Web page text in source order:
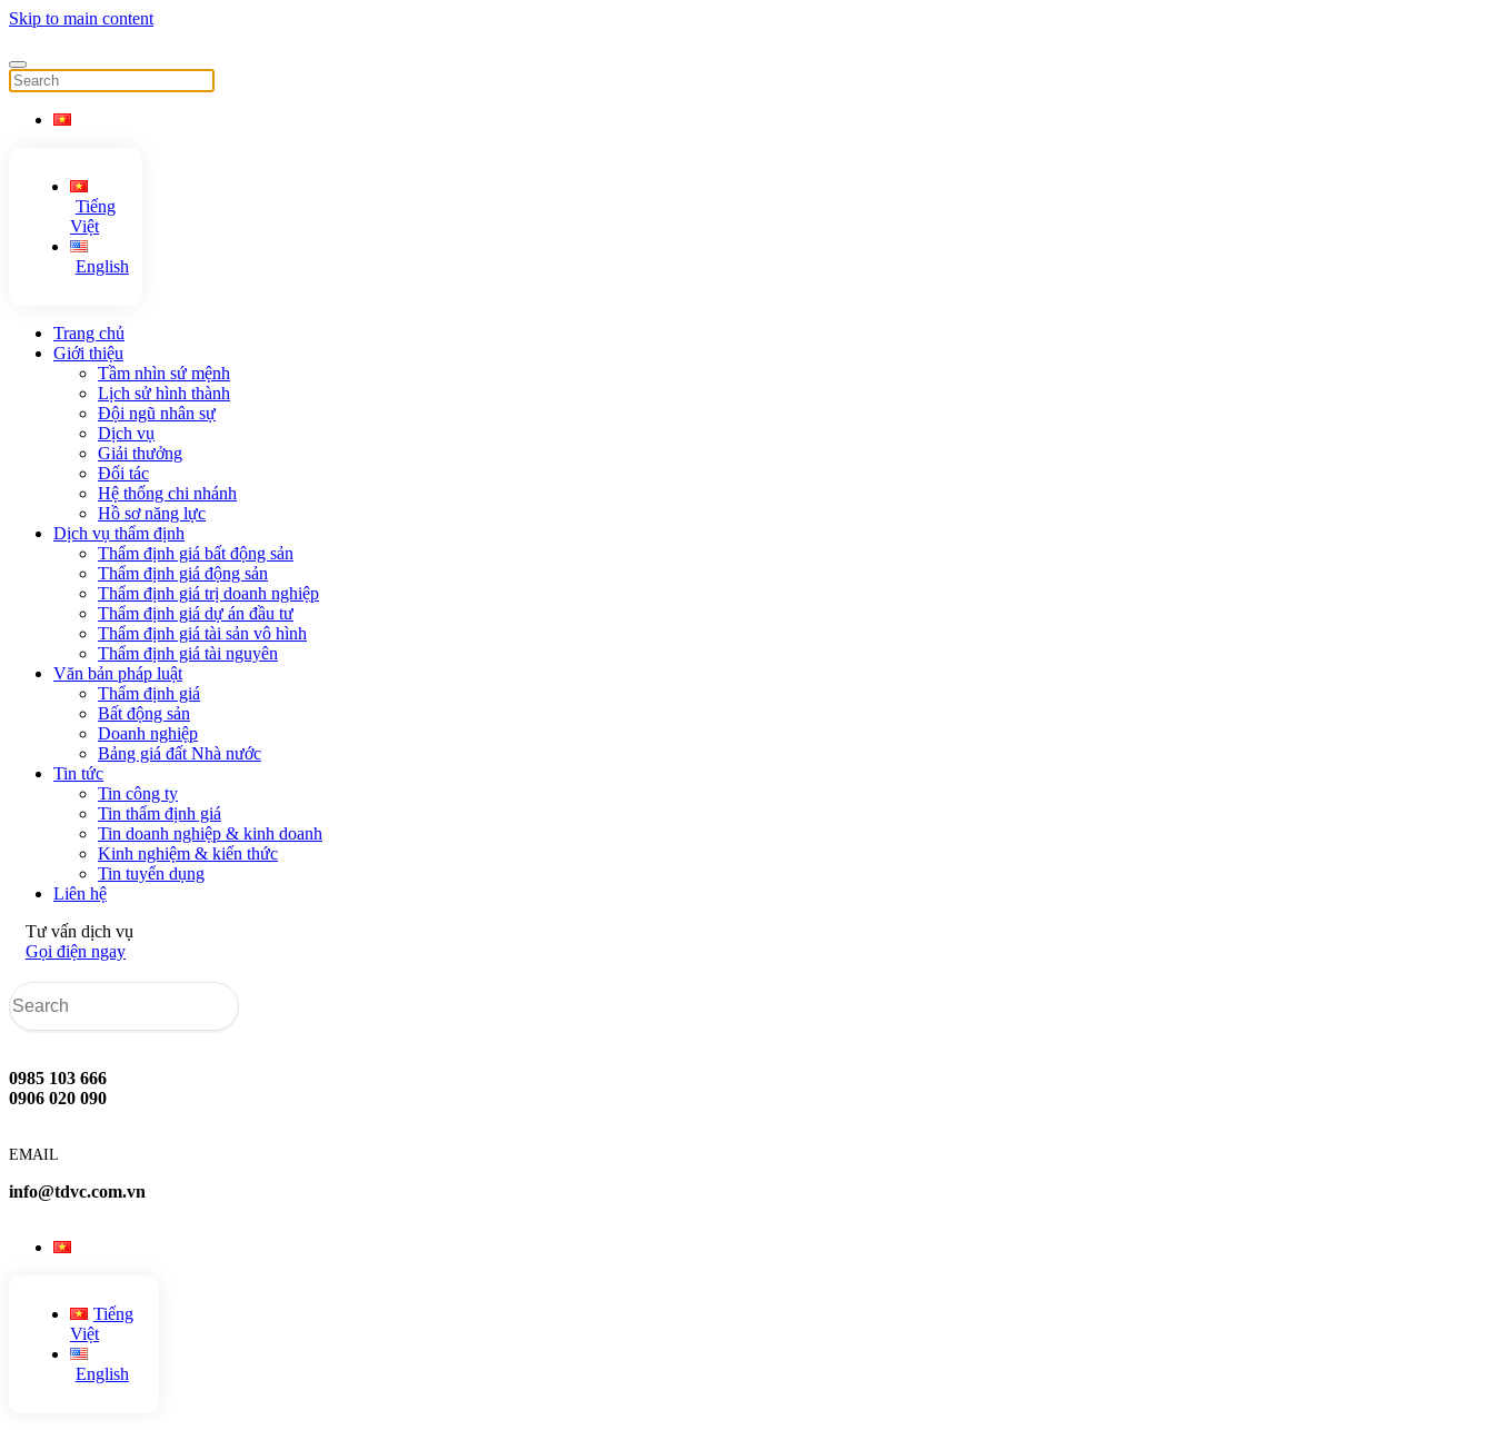
Skip to main content
Tiếng
Việt
English
Trang chủ
Giới thiệu
Tầm nhìn sứ mệnh
Lịch sử hình thành
Đội ngũ nhân sự
Dịch vụ
Giải thưởng
Đối tác
Hệ thống chi nhánh
Hồ sơ năng lực
Dịch vụ thẩm định
Thẩm định giá bất động sản
Thẩm định giá động sản
Thẩm định giá trị doanh nghiệp
Thẩm định giá dự án đầu tư
Thẩm định giá tài sản vô hình
Thẩm định giá tài nguyên
Văn bản pháp luật
Thẩm định giá
Bất động sản
Doanh nghiệp
Bảng giá đất Nhà nước
Tin tức
Tin công ty
Tin thẩm định giá
Tin doanh nghiệp & kinh doanh
Kinh nghiệm & kiến thức
Tin tuyển dụng
Liên hệ
Tư vấn dịch vụ
Gọi điện ngay
0985 103 666
0906 020 090
EMAIL
info@tdvc.com.vn
Tiếng
Việt
English